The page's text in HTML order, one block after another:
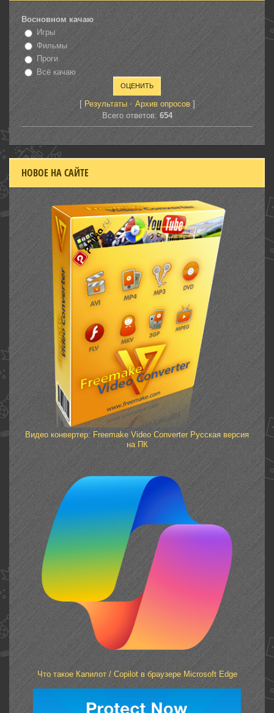
Восновном качаю
Игры
Фильмы
Проги
Всё качаю
[ Результаты· Архив опросов]
Всего ответов: 654
НОВОЕ НА САЙТЕ
Видео конвертер: Freemake Video Converter Русская версия
на ПК
Что такое Капилот / Copilot в браузере Microsoft Edge